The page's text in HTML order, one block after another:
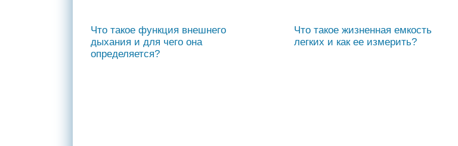
Что такое функция внешнего
дыхания и для чего она
определяется?
Что такое жизненная емкость
легких и как ее измерить?